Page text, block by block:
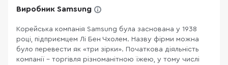
Виробник Samsung
Корейська компанія Samsung була заснована у 1938
році, підприємцем Лі Бен Чхолем. Назву фірми можна
було перевести як «три зірки». Початкова діяльність
компанії – торгівля різноманітною їжею, у тому числі